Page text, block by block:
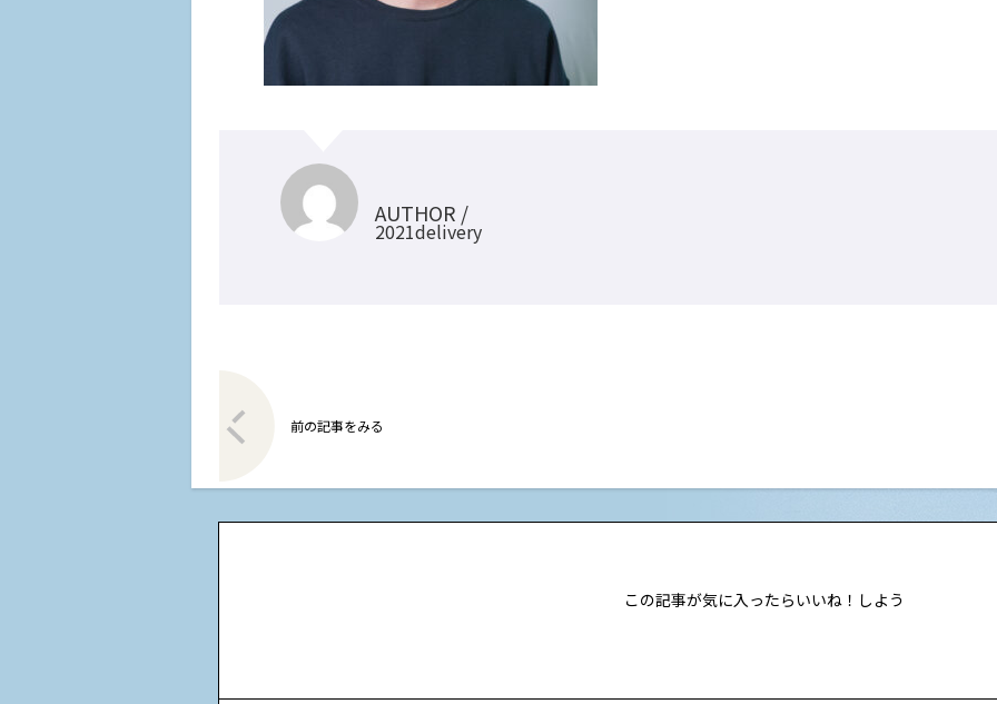
AUTHOR /
2021delivery
前の記事をみる
この記事が気に入ったらいいね！しよう